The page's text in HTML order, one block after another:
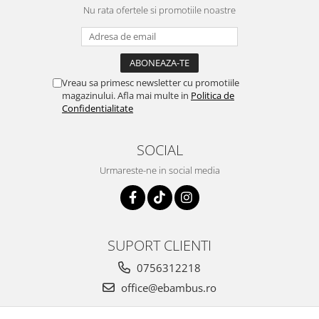
Nu rata ofertele si promotiile noastre
Vreau sa primesc newsletter cu promotiile
magazinului. Afla mai multe in Politica de
Confidentialitate
SOCIAL
Urmareste-ne in social media
SUPORT CLIENTI
0756312218
office@ebambus.ro